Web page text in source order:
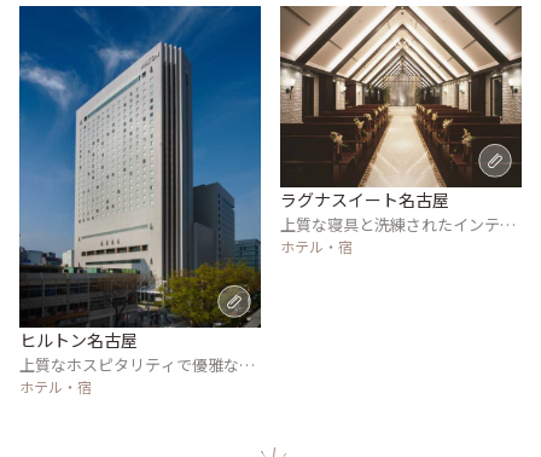
ヒルトン名古屋
上質なホスピタリティで優雅なホ
テルステイを実現
ホテル・宿
ラグナスイート名古屋
上質な寝具と洗練されたインテリ
アがカップル・女性に好評
ホテル・宿